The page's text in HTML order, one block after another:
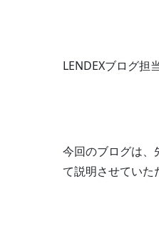
LENDEXブログ担
今回のブログは、
て説明させていた